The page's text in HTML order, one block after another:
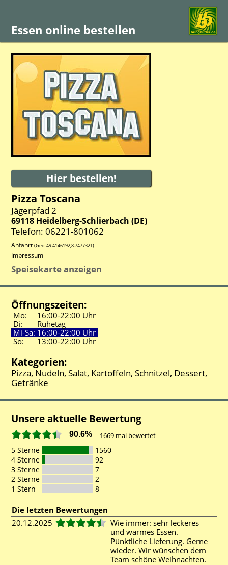
Essen online bestellen
Pizza Toscana
Jägerpfad 2
69118 Heidelberg-Schlierbach (DE)
Telefon: 06221-801062
Anfahrt (Geo:49.4146192,8.7477321)
Impressum
Speisekarte anzeigen
Öffnungszeiten:
Mo: 16:00-22:00 Uhr
Di:
Ruhetag
Mi-Sa: 16:00-22:00 Uhr
So:
13:00-22:00 Uhr
Kategorien:
Pizza, Nudeln, Salat, Kartoffeln, Schnitzel, Dessert,
Getränke
Unsere aktuelle Bewertung
90.6% 1669 mal bewertet
5 Sterne
1560
4 Sterne
92
3 Sterne
7
2 Sterne
2
1 Stern
8
Die letzten Bewertungen
20.12.2025
Wie immer: sehr leckeres
und warmes Essen.
Pünktliche Lieferung. Gerne
wieder. Wir wünschen dem
Team schöne Weihnachten.